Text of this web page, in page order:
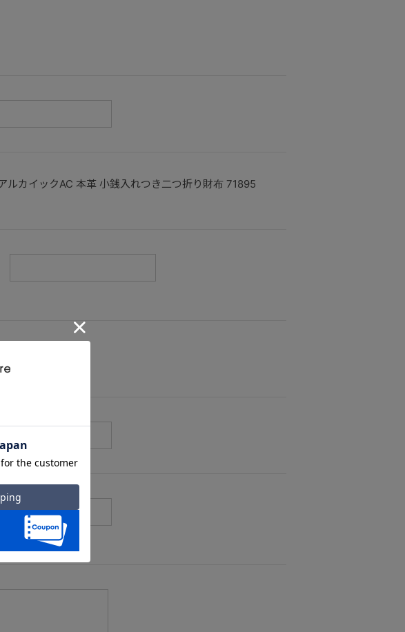
ルカイックAC 本革 小銭入れつき二つ折り財布 71895